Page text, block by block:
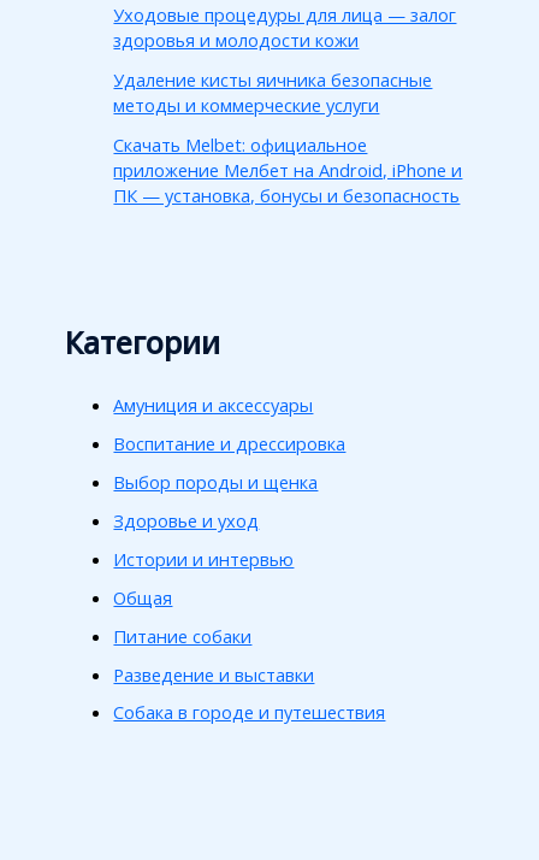
Уходовые процедуры для лица — залог
здоровья и молодости кожи
Удаление кисты яичника безопасные
методы и коммерческие услуги
Скачать Melbet: официальное
приложение Мелбет на Android, iPhone и
ПК — установка, бонусы и безопасность
Категории
Амуниция и аксессуары
Воспитание и дрессировка
Выбор породы и щенка
Здоровье и уход
Истории и интервью
Общая
Питание собаки
Разведение и выставки
Собака в городе и путешествия